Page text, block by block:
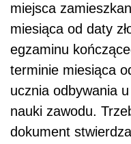
miejsca
miesiąca od daty
egzaminu
terminie miesiąca
ucznia odbywania
nauki zawodu.
dokument